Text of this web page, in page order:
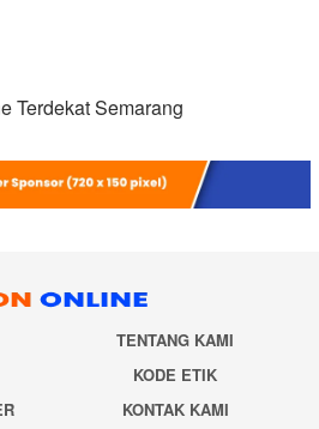
Terdekat Semarang
TENTANG KAMI
KODE ETIK
KONTAK KAMI